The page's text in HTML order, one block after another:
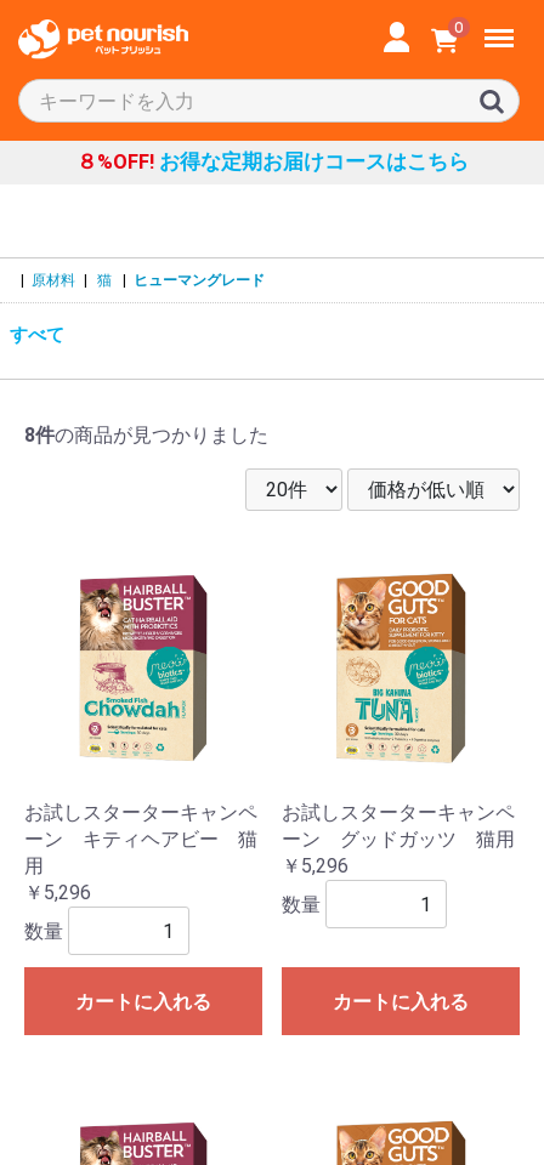
0 Menu
８%OFF!お得な定期お届けコースはこちら
原材料 猫 ヒューマングレード
すべて
8件の商品が見つかりました
お試しスターターキャンペ
ーン キティヘアビー 猫
用
￥5,296
数量
カートに入れる
お試しスターターキャンペ
ーン グッドガッツ 猫用
￥5,296
数量
カートに入れる